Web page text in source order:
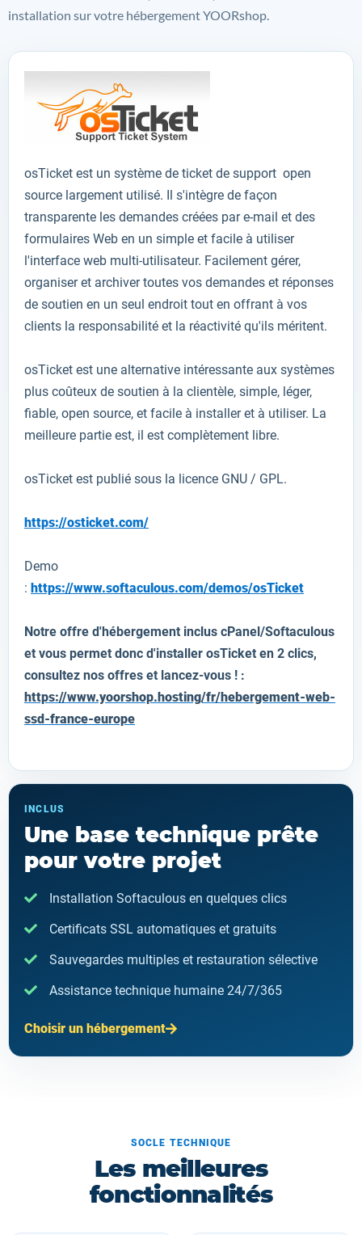
installation sur votre hébergement YOORshop.
osTicket est un système de ticket de support open
source largement utilisé. Il s'intègre de façon
transparente les demandes créées par e-mail et des
formulaires Web en un simple et facile à utiliser
l'interface web multi-utilisateur. Facilement gérer,
organiser et archiver toutes vos demandes et réponses
de soutien en un seul endroit tout en offrant à vos
clients la responsabilité et la réactivité qu'ils méritent.
osTicket est une alternative intéressante aux systèmes
plus coûteux de soutien à la clientèle, simple, léger,
fiable, open source, et facile à installer et à utiliser. La
meilleure partie est, il est complètement libre.
osTicket est publié sous la licence GNU / GPL.
https://osticket.com/
Demo
: https://www.softaculous.com/demos/osTicket
Notre offre d'hébergement inclus cPanel/Softaculous
et vous permet donc d'installer osTicket en 2 clics,
consultez nos offres et lancez-vous ! :
https://www.yoorshop.hosting/fr/hebergement-web-
ssd-france-europe
INCLUS
Une base technique prête
pour votre projet
Installation Softaculous en quelques clics
Certificats SSL automatiques et gratuits
Sauvegardes multiples et restauration sélective
Assistance technique humaine 24/7/365
Choisir un hébergement
SOCLE TECHNIQUE
Les meilleures
fonctionnalités